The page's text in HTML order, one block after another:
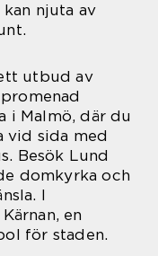
njuta av
utbud av
i Malmö, där du
vid sida med
Besök Lund
domkyrka och
I
en
för staden.